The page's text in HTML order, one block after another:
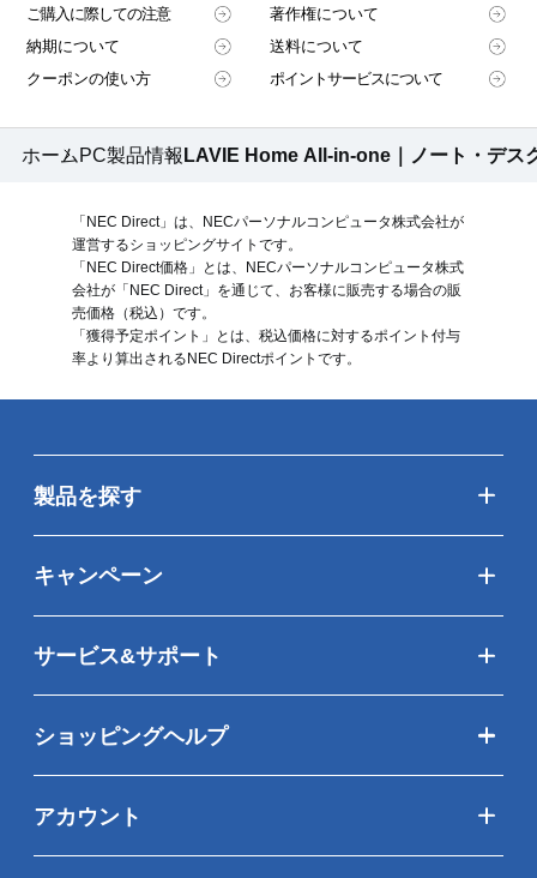
完成した製品の動作、添付品などを専門の検査員がチェックしていま
す。
カスタマイズで最高の1台を。欲しい
長く快適に楽しみたい大切なパソコンだから、妥協せず本当に気に入ったモ
す。例えばストレージの容量をおさえて節約したり、機能を増やして快適と
安心をプラスしたり、まさにオーダーメイドのパソコンを実現します。カス
タマイズは、ボタンで選んでいくだけの簡単操作、予算を見ながら何度でも
選び直しができるので、チャレンジしてみる価値ありです。迷ったときは、
お客様に選ばれている機能を参考にした、今お得なおすすめモデルから選択
することもできるので、一度ご覧ください。
円(税込) ～
ご購入に際しての注意
著作権について
納期について
送料について
クーポンの使い方
ポイントサービスについて
ホームPC製品情報LAVIE Home All-in-one｜ノート・デス
「NEC Direct」は、NECパーソナルコンピュータ株式会社が
運営するショッピングサイトです。
「NEC Direct価格」とは、NECパーソナルコンピュータ株式
会社が「NEC Direct」を通じて、お客様に販売する場合の販
売価格（税込 ）です。
「獲得予定ポイント」とは、税込価格に対するポイント付与
率より算出されるNEC Directポイントです。
製品を探す
キャンペーン
サービス&サポート
ショッピングヘルプ
アカウント